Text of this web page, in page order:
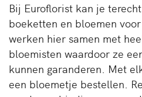
Bij Euroflorist kan je
boeketten en bloemen
werken hier samen met
bloemisten waardoor ze
kunnen garanderen. Met
een bloemetje bestellen.